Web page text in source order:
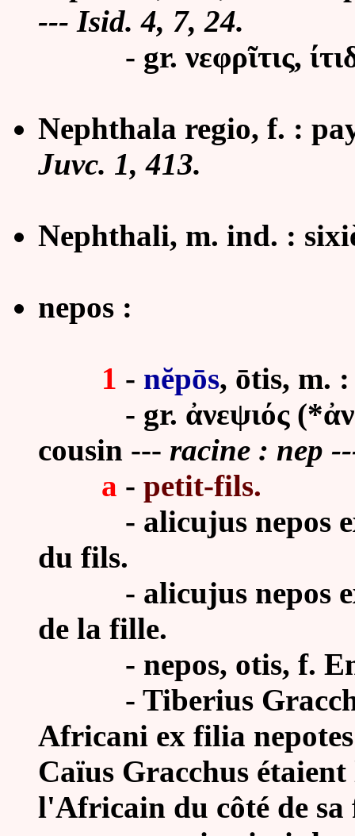
--- Isid. 4, 7, 24.
- gr. νεφρῖτις,
Nephthala regio, f. :
Juvc. 1, 413.
Nephthali, m. ind. :
nepos :
1 - nĕpōs, ōtis, m. :
- gr. ἀνεψιός
cousin --- racine : nep
a - petit-fils.
- alicujus nepos ex
du fils.
- alicujus nepos ex
de la fille.
- nepos, otis, f.
- Tiberius
Africani ex filia
Caïus Gracchus
l'Africain du côté de sa